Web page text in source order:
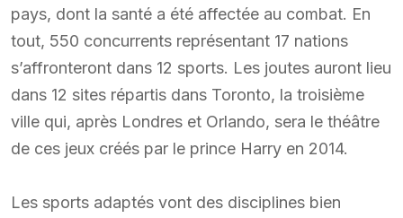
pays, dont la santé a été affectée au combat. En
tout, 550 concurrents représentant 17 nations
s’affronteront dans 12 sports. Les joutes auront lieu
dans 12 sites répartis dans Toronto, la troisième
ville qui, après Londres et Orlando, sera le théâtre
de ces jeux créés par le prince Harry en 2014.
Les sports adaptés vont des disciplines bien